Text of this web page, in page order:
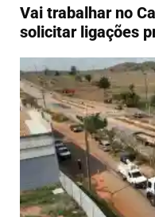
Vai trabalhar no
solicitar ligações